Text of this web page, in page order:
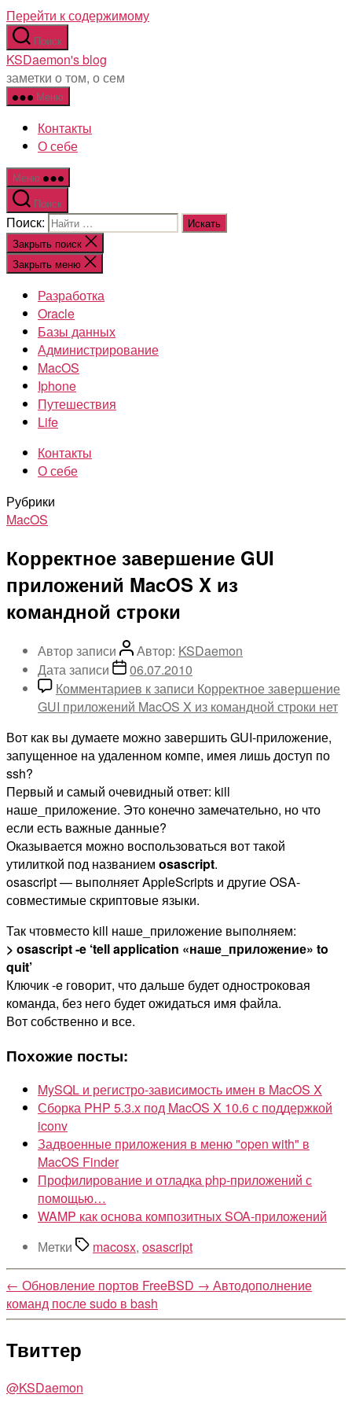
Перейти к содержимому
Поиск
KSDaemon's blog
заметки о том, о сем
Меню
Контакты
О себе
Меню
Поиск
Поиск:
Закрыть поиск
Закрыть меню
Разработка
Oracle
Базы данных
Администрирование
MacOS
Iphone
Путешествия
Life
Контакты
О себе
Рубрики
MacOS
Корректное завершение GUI
приложений MacOS X из
командной строки
Автор записи Автор: KSDaemon
Дата записи
06.07.2010
Комментариев к записи Корректное завершение
GUI приложений MacOS X из командной строки нет
Вот как вы думаете можно завершить GUI-приложение,
запущенное на удаленном компе, имея лишь доступ по
ssh?
Первый и самый очевидный ответ: kill
наше_приложение. Это конечно замечательно, но что
если есть важные данные?
Оказывается можно воспользоваться вот такой
утилиткой под названием osascript.
osascript — выполняет AppleScripts и другие OSA-
совместимые скриптовые языки.
Так чтовместо kill наше_приложение выполняем:
> osascript -e ‘tell application «наше_приложение» to
quit’
Ключик -e говорит, что дальше будет одностроковая
команда, без него будет ожидаться имя файла.
Вот собственно и все.
Похожие посты:
MySQL и регистро-зависимость имен в MacOS X
Сборка PHP 5.3.x под MacOS X 10.6 с поддержкой
iconv
Задвоенные приложения в меню "open with" в
MacOS Finder
Профилирование и отладка php-приложений с
помощью…
WAMP как основа композитных SOA-приложений
Метки
macosx, osascript
← Обновление портов FreeBSD → Автодополнение
команд после sudo в bash
Твиттер
@KSDaemon